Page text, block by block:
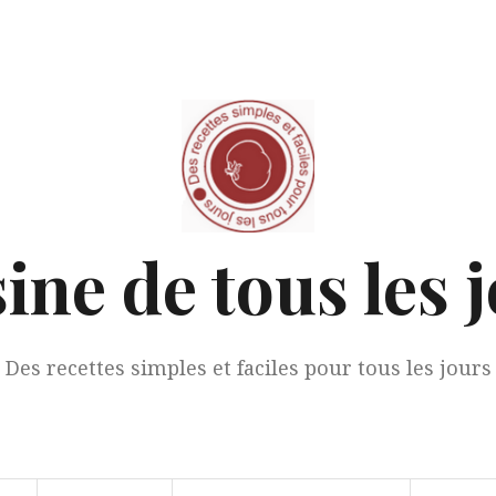
de tous les
Des recettes simples et faciles pour tous les jours